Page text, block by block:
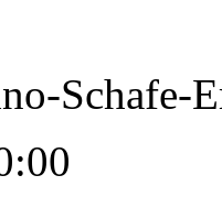
Schafe-